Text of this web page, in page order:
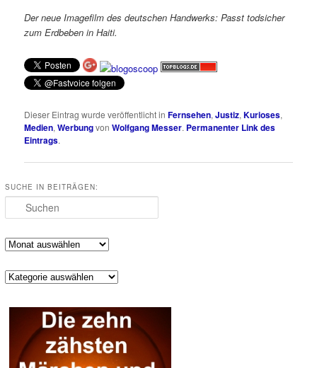
Der neue Imagefilm des deutschen Handwerks: Passt todsicher
zum Erdbeben in Haiti.
Dieser Eintrag wurde veröffentlicht inFernsehen,Justiz,Kurioses,
Medien,WerbungvonWolfgang Messer. Permanenter Link des
Eintrags.
SUCHE IN BEITRÄGEN:
Suchen